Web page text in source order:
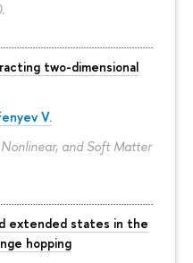
two-dimensional
V.
Nonlinear, and Soft Matter
extended states in the
hopping